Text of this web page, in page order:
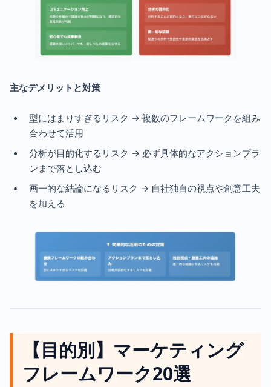
主なデメリットと対策
型にはまりすぎるリスク → 複数のフレームワークを組み
合わせて活用
分析が目的化するリスク → 必ず具体的なアクションプラ
ンまで落とし込む
画一的な結論になるリスク → 自社独自の視点や創意工夫
を加える
【目的別】マーケティング
フレームワーク20選